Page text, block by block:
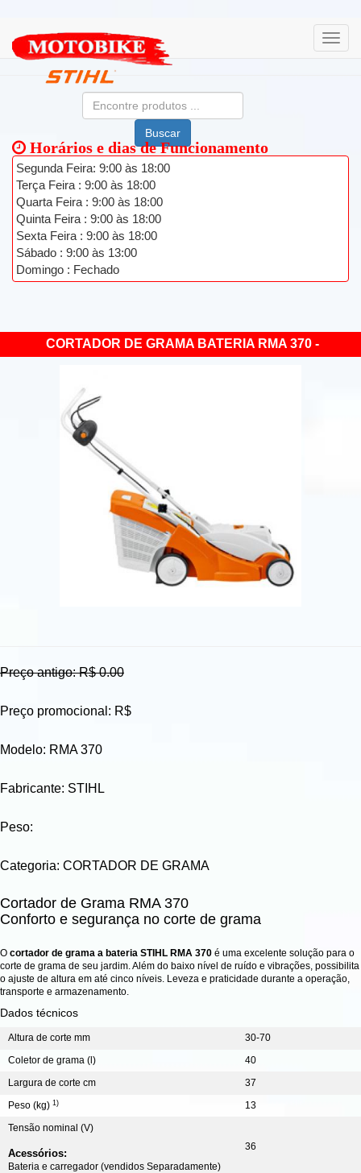
Buscar
Horários e dias de Funcionamento
Segunda Feira: 9:00 às 18:00
Terça Feira : 9:00 às 18:00
Quarta Feira : 9:00 às 18:00
Quinta Feira : 9:00 às 18:00
Sexta Feira : 9:00 às 18:00
Sábado : 9:00 às 13:00
Domingo : Fechado
CORTADOR DE GRAMA BATERIA RMA 370 -
Preço antigo: R$ 0.00
Preço promocional: R$
Modelo: RMA 370
Fabricante: STIHL
Peso:
Categoria: CORTADOR DE GRAMA
Cortador de Grama RMA 370
Conforto e segurança no corte de grama
O cortador de grama a bateria STIHL RMA 370 é uma excelente solução para o
corte de grama de seu jardim. Além do baixo nível de ruído e vibrações, possibilita
o ajuste de altura em até cinco níveis. Leveza e praticidade durante a operação,
transporte e armazenamento.
Dados técnicos
Altura de corte mm
30-70
Coletor de grama (l)
40
Largura de corte cm
37
Peso (kg) 1)
13
Tensão nominal (V)
Acessórios:
Bateria e carregador (vendidos Separadamente)
36